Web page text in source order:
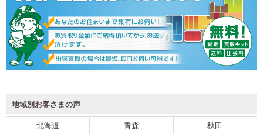
地域別お客さまの声
北海道
青森
秋田